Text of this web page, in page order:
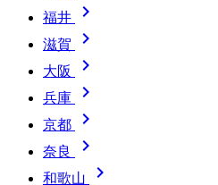
福井 
滋賀 
大阪 
兵庫 
京都 
奈良 
和歌山 